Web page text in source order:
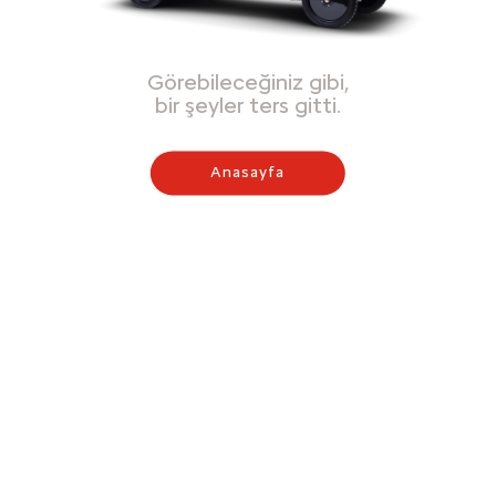
Görebileceğiniz gibi,
bir şeyler ters gitti.
Anasayfa